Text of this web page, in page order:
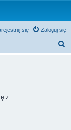
Zaloguj się
się
z